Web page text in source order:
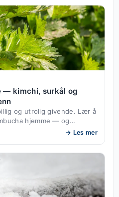
— kimchi, surkål og
og utrolig givende. Lær å
hjemme — og…
→ Les mer